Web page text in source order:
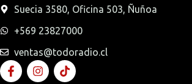
Suecia 3580, Oficina 503, Ñuñoa
+569 23827000
ventas@todoradio.cl